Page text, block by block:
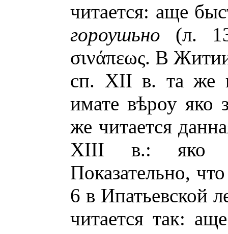
читается: аще
гороушьно (л.
σινάπεως. В
сп. XII в. та же
имате вѣроу яко
же читается
XIII в.: яко
Показательно,
6 в Ипатьевской
читается так: